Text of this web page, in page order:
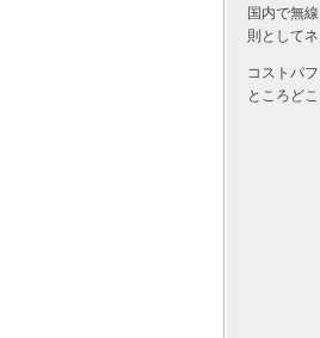
国内で無
則として
コストパ
ところど